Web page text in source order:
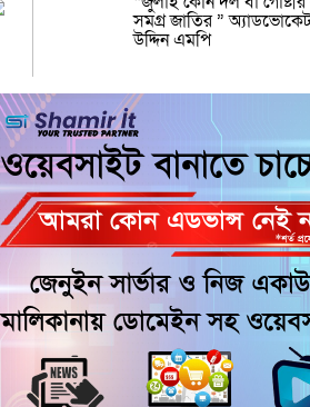
সমগ্র জাতির ”
উদ্দিন এমপি